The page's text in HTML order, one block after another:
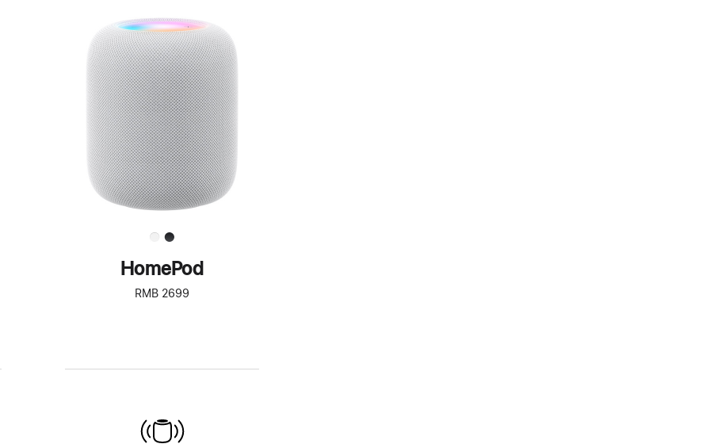
进
一
步
了
解
HomePod<
HomePod
RMB 2699